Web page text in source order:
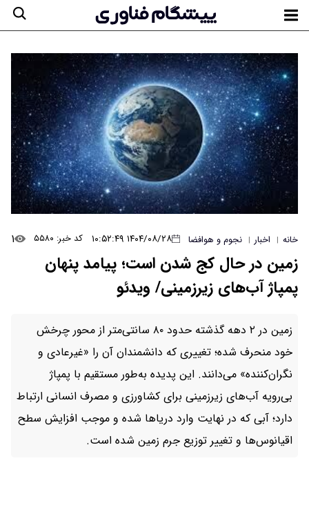
خانه | اخبار | نجوم و هوافضا ۱۴۰۴/۰۸/۲۸ ۱۰:۵۲:۴۹ کد خبر: ۵۵۸۰ ۱
زمین در حال کج شدن است؛ پیامد پنهان
پمپاژ آب‌های زیرزمینی/ ویدئو
زمین در ۲ دهه گذشته حدود ۸۰ سانتی‌متر از محور چرخش
خود منحرف شده؛ تغییری که دانشمندان آن را «غیرعادی و
نگران‌کننده» می‌دانند. این پدیده به‌طور مستقیم با پمپاژ
بی‌رویه آب‌های زیرزمینی برای کشاورزی و مصرف انسانی ارتباط
دارد؛ آبی که در نهایت وارد دریاها شده و موجب افزایش سطح
اقیانوس‌ها و تغییر توزیع جرم زمین شده است.